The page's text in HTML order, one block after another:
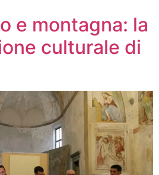
e montagna: la
culturale di